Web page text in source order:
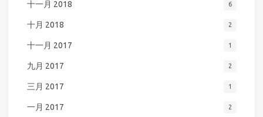
十一月 2018 6
十月 2018 2
十一月 2017 1
九月 2017 2
三月 2017 1
一月 2017 2